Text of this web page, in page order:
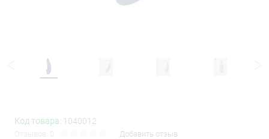
Код товара: 1040012
Добавить отзыв